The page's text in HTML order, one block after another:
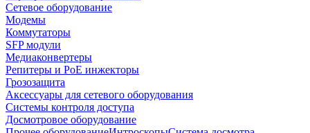
Сетевое оборудование
Модемы
Коммутаторы
SFP модули
Медиаконвертеры
Репитеры и PoE инжекторы
Грозозащита
Аксессуары для сетевого оборудования
Системы контроля доступа
Досмотровое оборудование